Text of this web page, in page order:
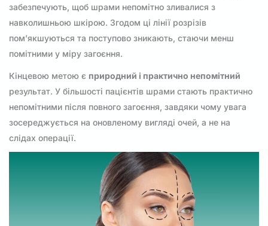
забезпечують, щоб шрами непомітно зливалися з
навколишньою шкірою. Згодом ці лінії розрізів
пом’якшуються та поступово зникають, стаючи менш
помітними у міру загоєння.
Кінцевою метою є природний і практично непомітний
результат. У більшості пацієнтів шрами стають практично
непомітними після повного загоєння, завдяки чому увага
зосереджується на оновленому вигляді очей, а не на
слідах операції.